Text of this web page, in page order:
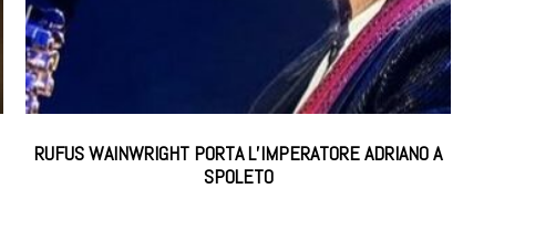
RUFUS WAINWRIGHT PORTA L’IMPERATORE ADRIANO A
SPOLETO